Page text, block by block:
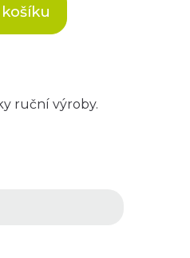
ruční výroby.